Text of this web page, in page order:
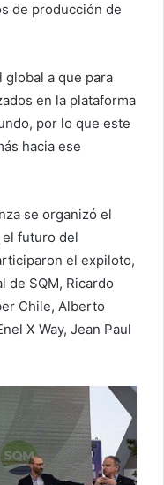
de producción de
global a que para
en la plataforma
por lo que este
hacia ese
se organizó el
futuro del
el expiloto,
de SQM, Ricardo
Chile, Alberto
X Way, Jean Paul